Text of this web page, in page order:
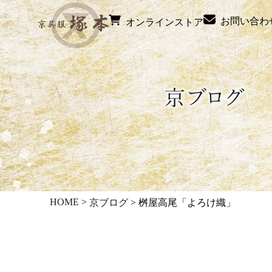
オンラインストア お問い合わ
HOME > 京ブログ > 桝屋高尾「よろけ織」